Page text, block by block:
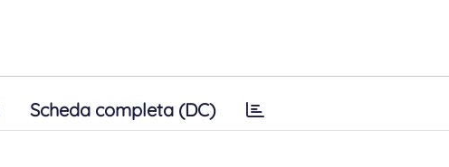
Scheda completa (DC)